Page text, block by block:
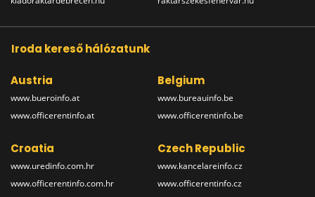
Iroda kereső hálózatunk
Austria
www.bueroinfo.at
www.officerentinfo.at
Belgium
www.bureauinfo.be
www.officerentinfo.be
Croatia
www.uredinfo.com.hr
www.officerentinfo.com.hr
Czech Republic
www.kancelareinfo.cz
www.officerentinfo.cz